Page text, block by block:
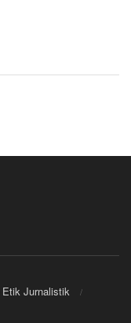
Etik Jurnalistik